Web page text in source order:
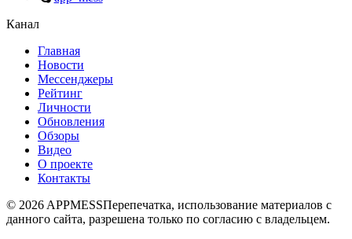
Канал
Главная
Новости
Мессенджеры
Рейтинг
Личности
Обновления
Обзоры
Видео
О проекте
Контакты
© 2026 APPMESSПерепечатка, использование материалов с
данного сайта, разрешена только по согласию с владельцем.